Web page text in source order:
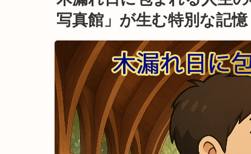
写真館」が生む特別な記憶